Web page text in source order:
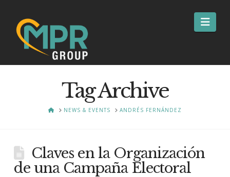
Tag Archive
HOMENEWS & EVENTS ANDRÉS FERNÁNDEZ
Claves en la Organización
de una Campaña Electoral